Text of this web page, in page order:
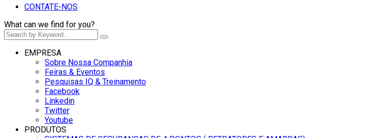
CONTATE-NOS
What can we find for you?
EMPRESA
Sobre Nossa Companhia
Feiras & Eventos
Pesquisas IQ & Treinamento
Facebook
Linkedin
Twitter
Youtube
PRODUTOS